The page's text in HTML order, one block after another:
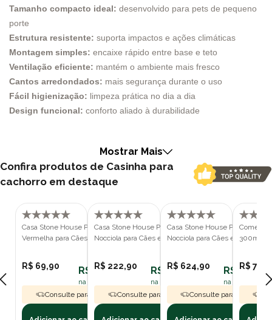
Tamanho compacto ideal: desenvolvido para pets de pequeno
porte
Estrutura resistente: suporta impactos e ações climáticas
Montagem simples: encaixe rápido entre base e teto
Ventilação eficiente: mantém o ambiente mais fresco
Cantos arredondados: mais segurança durante o uso
Fácil higienização: limpeza prática no dia a dia
Design funcional: conforto aliado à durabilidade
decisão que impacta diretamente no conforto, na segurança e até
no comportamento do animal. A Casa Stone House Plast Pet N°1
Fendi foi projetada exatamente para atender essa necessidade,
favorece o bem-estar diário.
Com dimensões compactas e estrutura inteligente, essa casinha
oferece um espaço acolhedor e protegido, ideal para cães e
toque vibrante ao ambiente, sem abrir mão da funcionalidade.
Por que a Casa Stone House N°1 é ideal para pets de
pequeno porte?
O tamanho N°1 foi desenvolvido pensando nos pets menores,
Mostrar Mais
Confira produtos de Casinha para
cachorro em destaque
Casa Stone House Plast Pet N°1
Vermelha para Cães e Gatos
R$ 69,90 R$ 62,91
na assinatura polipet
Consulte para Frete Grátis
Casa Stone House Plast Pet N°4
Nocciola para Cães e Gatos
R$ 222,90 R$ 200,61
na assinatura polipet
Consulte para Frete Grátis
Casa Stone House Plast Pet N°6
Nocciola para Cães e Gatos
R$ 624,90 R$ 562,41
na assinatura
Consulte para Frete
300ml
R$ 7,60